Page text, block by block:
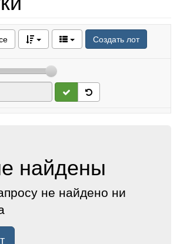
Создать лот
найдены
не найдено ни